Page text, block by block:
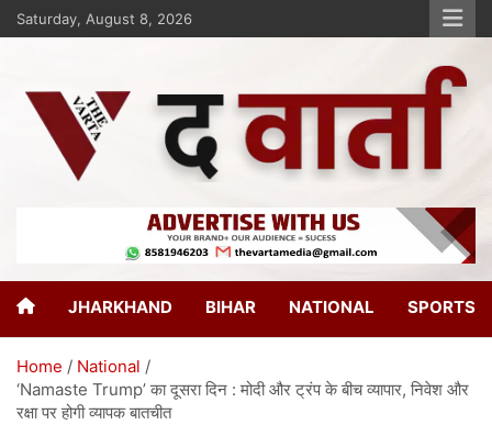
Saturday, August 8, 2026
The Varta
JHARKHAND BIHAR NATIONAL SPORTS
Home
National
‘Namaste Trump’ का दूसरा दिन : मोदी और ट्रंप के बीच व्यापार, निवेश और
रक्षा पर होगी व्यापक बातचीत